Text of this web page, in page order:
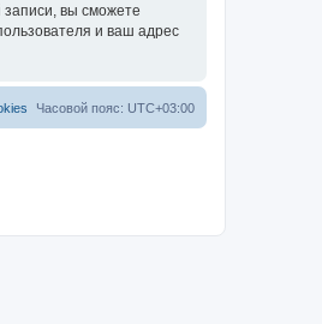
вы сможете
и ваш адрес
Часовой пояс: UTC+03:00